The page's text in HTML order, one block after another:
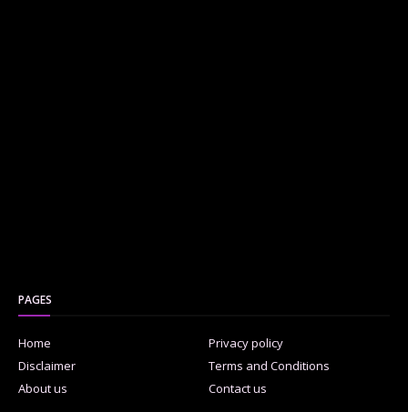
PAGES
Home
Privacy policy
Disclaimer
Terms and Conditions
About us
Contact us